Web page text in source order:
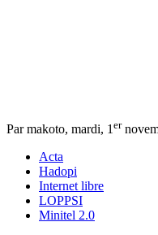
Par makoto, mardi, 1er
Acta
Hadopi
Internet libre
LOPPSI
Minitel 2.0